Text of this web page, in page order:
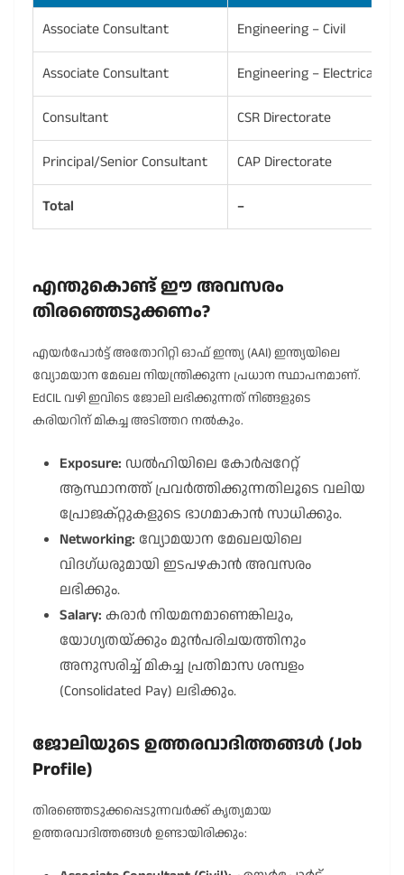
Associate Consultant Engineering – Civil
Associate Consultant Engineering – Electrical
Consultant CSR Directorate
Principal/Senior Consultant CAP Directorate
Total –
എന്തുകൊണ്ട് ഈ അവസരം
തിരഞ്ഞെടുക്കണം?
എയർപോർട്ട് അതോറിറ്റി ഓഫ് ഇന്ത്യ (AAI) ഇന്ത്യയിലെ
വ്യോമയാന മേഖല നിയന്ത്രിക്കുന്ന പ്രധാന സ്ഥാപനമാണ്.
EdCIL വഴി ഇവിടെ ജോലി ലഭിക്കുന്നത് നിങ്ങളുടെ
കരിയറിന് മികച്ച അടിത്തറ നൽകും.
Exposure: ഡൽഹിയിലെ കോർപ്പറേറ്റ്
ആസ്ഥാനത്ത് പ്രവർത്തിക്കുന്നതിലൂടെ വലിയ
പ്രോജക്റ്റുകളുടെ ഭാഗമാകാൻ സാധിക്കും.
Networking: വ്യോമയാന മേഖലയിലെ
വിദഗ്ധരുമായി ഇടപഴകാൻ അവസരം
ലഭിക്കും.
Salary: കരാർ നിയമനമാണെങ്കിലും,
യോഗ്യതയ്ക്കും മുൻപരിചയത്തിനും
അനുസരിച്ച് മികച്ച പ്രതിമാസ ശമ്പളം
(Consolidated Pay) ലഭിക്കും.
ജോലിയുടെ ഉത്തരവാദിത്തങ്ങൾ (Job
Profile)
തിരഞ്ഞെടുക്കപ്പെടുന്നവർക്ക് കൃത്യമായ
ഉത്തരവാദിത്തങ്ങൾ ഉണ്ടായിരിക്കും: